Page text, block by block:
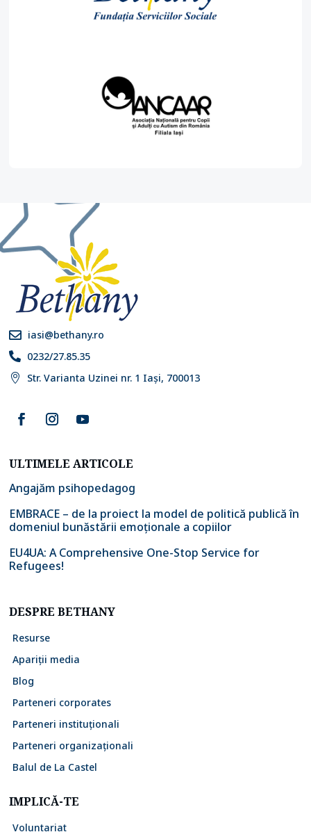
 iasi@bethany.ro
 0232/27.85.35
 Str. Varianta Uzinei nr. 1 Iași, 700013
ULTIMELE ARTICOLE
Angajăm psihopedagog
EMBRACE – de la proiect la model de politică publică în
domeniul bunăstării emoționale a copiilor
EU4UA: A Comprehensive One-Stop Service for
Refugees!
DESPRE BETHANY
Resurse
Apariții media
Blog
Parteneri corporates
Parteneri instituționali
Parteneri organizaționali
Balul de La Castel
IMPLICĂ-TE
Voluntariat